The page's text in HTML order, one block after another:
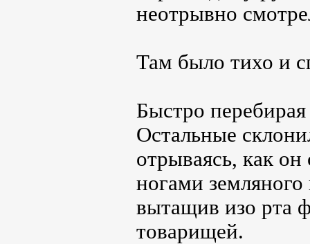
неотрывно
Там было тихо и
Быстро
Остальные
отрываясь, как он
ногами
вытащив изо рта
товарищей.